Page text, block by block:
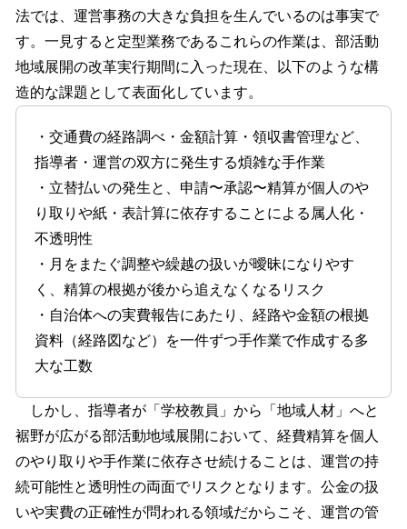
法では、運営事務の大きな負担を生んでいるのは事実で
す。一見すると定型業務であるこれらの作業は、部活動
地域展開の改革実行期間に入った現在、以下のような構
造的な課題として表面化しています。
・交通費の経路調べ・金額計算・領収書管理など、
指導者・運営の双方に発生する煩雑な手作業
・立替払いの発生と、申請〜承認〜精算が個人のや
り取りや紙・表計算に依存することによる属人化・
不透明性
・月をまたぐ調整や繰越の扱いが曖昧になりやす
く、精算の根拠が後から追えなくなるリスク
・自治体への実費報告にあたり、経路や金額の根拠
資料（経路図など）を一件ずつ手作業で作成する多
大な工数
しかし、指導者が「学校教員」から「地域人材」へと
裾野が広がる部活動地域展開において、経費精算を個人
のやり取りや手作業に依存させ続けることは、運営の持
続可能性と透明性の両面でリスクとなります。公金の扱
いや実費の正確性が問われる領域だからこそ、運営の管